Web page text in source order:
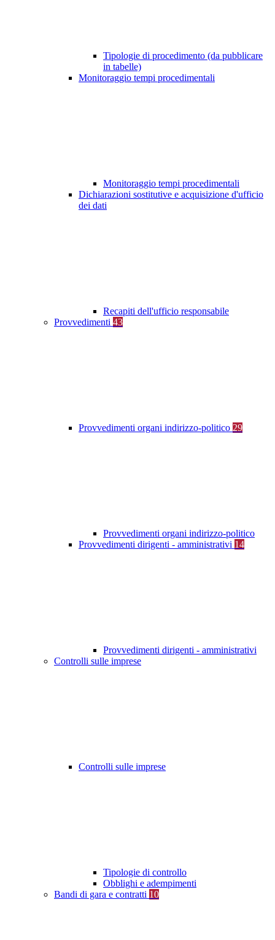
Tipologie di procedimento (da pubblicare
in tabelle)
Monitoraggio tempi procedimentali
Monitoraggio tempi procedimentali
Dichiarazioni sostitutive e acquisizione d'ufficio
dei dati
Recapiti dell'ufficio responsabile
Provvedimenti 43
Provvedimenti organi indirizzo-politico 29
Provvedimenti organi indirizzo-politico
Provvedimenti dirigenti - amministrativi 14
Provvedimenti dirigenti - amministrativi
Controlli sulle imprese
Controlli sulle imprese
Tipologie di controllo
Obblighi e adempimenti
Bandi di gara e contratti 10